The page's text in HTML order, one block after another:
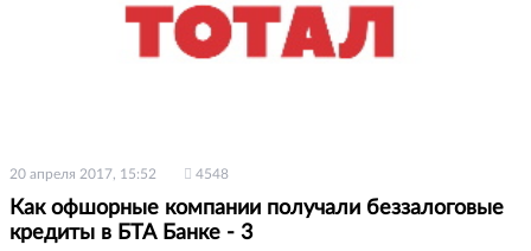
20 апреля 2017, 15:52 4548
Как офшорные компании получали беззалоговые
кредиты в БТА Банке - 3